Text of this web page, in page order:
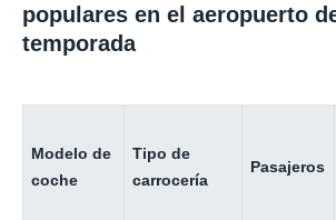
populares en el aeropuerto
temporada
Modelo de
coche
Tipo de
carrocería
Pasajeros